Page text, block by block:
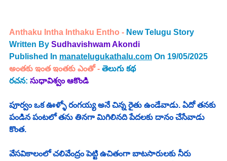
Anthaku Intha Inthaku Entho - New Telugu Story
Written By Sudhavishwam Akondi
Published In manatelugukathalu.com On 19/05/2025
అంతకు ఇంత ఇంతకు ఎంతో - తెలుగు కథ
రచన: సుధావిశ్వం ఆకొండి
పూర్వం ఒక ఊళ్ళో రంగయ్య అనే చిన్న రైతు ఉండేవాడు. ఏదో తనకు
పండిన పంటలో తను తినగా మిగిలినది పేదలకు దానం చేసేవాడు
కొంత.
వేసవికాలంలో చలివేంద్రం పెట్టి ఉచితంగా బాటసారులకు నీరు